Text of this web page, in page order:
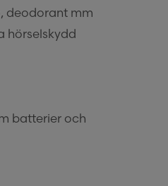
deodorant mm
hörselskydd
batterier och